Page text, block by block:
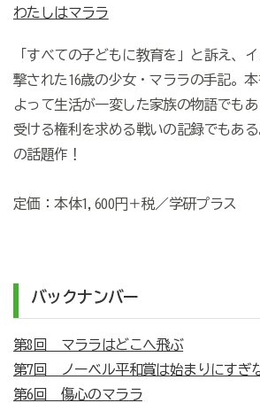
わたしはマララ
「すべての子どもに教育を」と訴え、
撃された16歳の少女・マララの手記。
よって生活が一変した家族の物語でも
受ける権利を求める戦いの記録でもあ
の話題作！
定価：本体1,600円＋税／学研プラス
バックナンバー
第8回 マララはどこへ飛ぶ
第7回 ノーベル平和賞は始まりにすぎ
第6回 傷心のマララ